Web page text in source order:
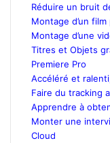
Réduire un bruit
Montage d’un
Montage d’une
Titres et Objets
Premiere Pro
Accéléré et
Faire du tracking
Apprendre à
Monter une
Cloud